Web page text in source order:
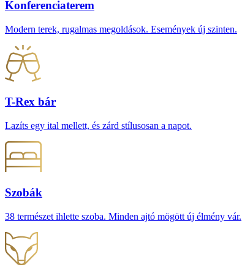
Konferenciaterem
Modern terek, rugalmas megoldások. Események új szinten.
T-Rex bár
Lazíts egy ital mellett, és zárd stílusosan a napot.
Szobák
38 természet ihlette szoba. Minden ajtó mögött új élmény vár.